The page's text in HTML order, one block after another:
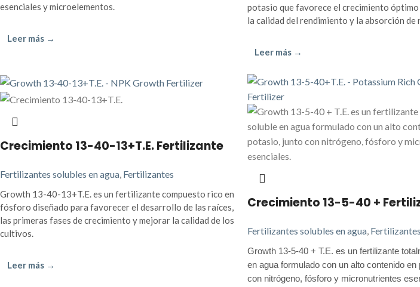
esenciales y microelementos.
Leer más →
potasio que favorece el crecimiento óptimo
la calidad del rendimiento y la absorción de
Leer más →
Crecimiento 13-40-13+T.E. Fertilizante
Fertilizantes solubles en agua, Fertilizantes
Growth 13-40-13+T.E. es un fertilizante compuesto rico en
fósforo diseñado para favorecer el desarrollo de las raíces,
las primeras fases de crecimiento y mejorar la calidad de los
cultivos.
Leer más →
Crecimiento 13-5-40 +
Fertilizantes solubles en agua, Fertilizantes
Growth 13-5-40 + T.E. es un fertilizante
en agua formulado con un alto contenido en
con nitrógeno, fósforo y micronutrientes